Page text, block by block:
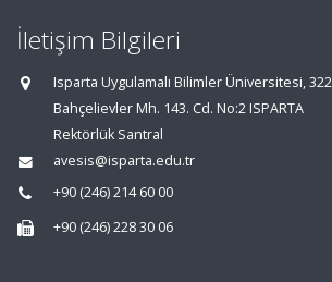
İletişim Bilgileri
Isparta Uygulamalı Bilimler Üniversitesi,
Bahçelievler Mh. 143. Cd. No:2 ISPARTA
Rektörlük Santral
avesis@isparta.edu.tr
+90 (246) 214 60 00
+90 (246) 228 30 06